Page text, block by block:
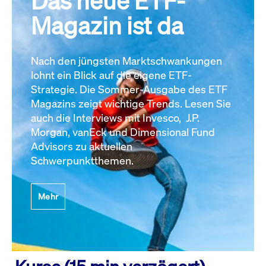
Magazin ist da
Nach den jüngsten Marktschwankungen
lohnt ein Blick auf die eigene ETF-
Strategie. Die Sommer-Ausgabe des ETF
Magazins zeigt wichtige Trends. Lesen Sie
auch die Interviews mit Invesco, J.P.
Morgan, vanEck und Dimensional Fund
Advisors zu aktuellen
Schwerpunktthemen.
Mehr